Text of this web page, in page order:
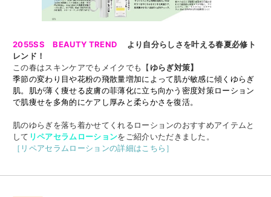
2055SS BEAUTY TREND
より自分らしさを叶える春夏必修ト
レンド！
この春はスキンケアでもメイクでも【ゆらぎ対策】
季節の変わり目や花粉の飛散量増加によって肌が敏感に傾くゆらぎ
肌。肌が薄く痩せる皮膚の菲薄化に立ち向かう密度対策ローション
で肌痩せを多角的にケアし厚みと柔らかさを復活。
肌のゆらぎを落ち着かせてくれるローションのおすすめアイテムと
して リペアセラムローションをご紹介いただきました。
［リペアセラムローションの詳細はこちら］